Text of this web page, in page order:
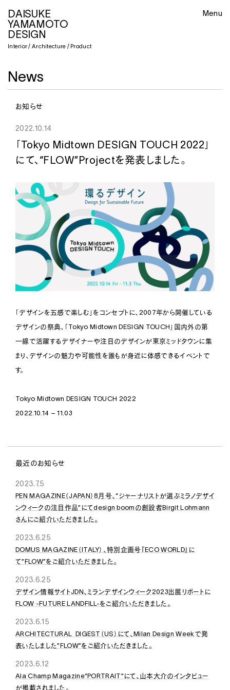
DAISUKE
YAMAMOTO
DESIGN
Interior / Architecture / Product
About
Interior / Architecture
2021
beautiful people unseen archives during the
pandemic
Aoyama Tokyo Retail
2020 beautiful people NAGOYA
2019 beautiful people SHIBUYA
Shibuya Tokyo Retail
PARCO MUSEUM TOKYO
Shibuya Tokyo Gallery / Museum
2018 Denka Head Office
Nihonbashi Tokyo Office
Barbour
Kobe Hyogo Retail
2017
Kobe Hyogo Office
2014 DiEGO
Omotesando Tokyo Retail
Product
2023
“FLOW” -FUTURE LANDFILL- Milan Design
Week 2023 DROPCITY
2023
“FLOW” -OVERVIEW- Milan Design Week
2023 DROPCITY
Exhibition
”FLOW” Tokyo Midtown DESIGN TOUCH
Exhibition
2022 ”FLOW” Tilt
Chair
”FLOW” Side Arm
Chair
Chair
2022 ”FLOW” Put
Chair
2022 ”FLOW” High Back
2022
Chair
News
PEN MAGAZINE（JAPAN）8月号、“ジャーナリストが選ぶミラノデザイ
ンウィークの注目作品”にてdesign boomの創設者Birgit Lohmann
さんにご紹介いただきました。
2023.6.25
DOMUS MAGAZINE（ITALY）、特別企画号『ECO WORLD』に
て”FLOW”をご紹介いただきました。
2023.6.25
デザイン情報サイトJDN、ミランデザインウィーク2023出展リポートに
ARCHITECTURAL DIGEST（US）にて、Milan Design Weekで発
表いたしました”FLOW”をご紹介いただきました。
Ala Champ Magazine“PORTRAIT”にて、山本大介のインタビュー
More
Job
Contact
Menu
DAISUKE
YAMAMOTO
DESIGN
Interior / Architecture / Product
News
お知らせ
2022.10.14
「Tokyo Midtown DESIGN TOUCH 2022」
にて、“FLOW”Projectを発表しました。
「デザインを五感で楽しむ」をコンセプトに、2007年から開催している
デザインの祭典、「Tokyo Midtown DESIGN TOUCH」国内外の第
一線で活躍するデザイナーや注目のデザインが東京ミッドタウンに集
まり、デザインの魅力や可能性を誰もが身近に体感できるイベントで
す。
Tokyo Midtown DESIGN TOUCH 2022
2022.10.14 – 11.03
最近のお知らせ
2023.7.5
PEN MAGAZINE（JAPAN）8月号、“ジャーナリストが選ぶミラノデザイ
ンウィークの注目作品”にてdesign boomの創設者Birgit Lohmann
さんにご紹介いただきました。
2023.6.25
DOMUS MAGAZINE（ITALY）、特別企画号『ECO WORLD』に
て”FLOW”をご紹介いただきました。
2023.6.25
デザイン情報サイトJDN、ミランデザインウィーク2023出展リポートに
FLOW -FUTURE LANDFILL-をご紹介いただきました。
2023.6.15
ARCHITECTURAL DIGEST（US）にて、Milan Design Weekで発
表いたしました”FLOW”をご紹介いただきました。
2023.6.12
Ala Champ Magazine“PORTRAIT”にて、山本大介のインタビュー
が掲載されました。